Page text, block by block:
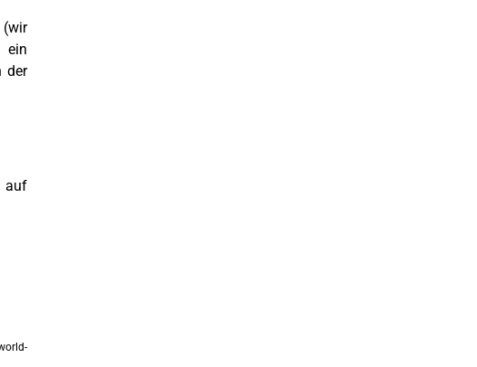
ein
der
auf